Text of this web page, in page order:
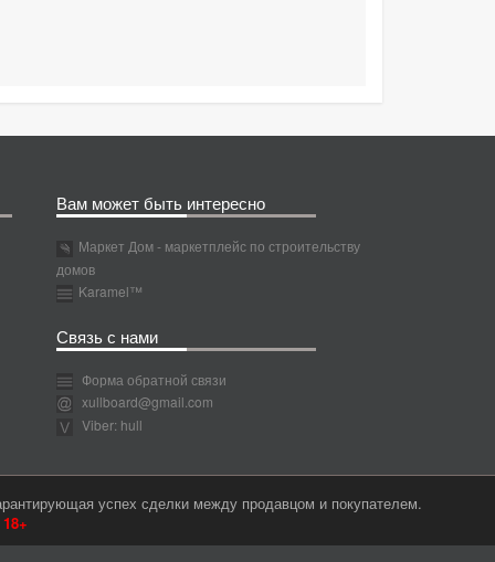
Вам может быть интересно
Маркет Дом - маркетплейс по строительству
домов
Karamel™
Связь с нами
Форма обратной связи
xullboard@gmail.com
Viber: hull
успех сделки между продавцом и покупателем.
18+